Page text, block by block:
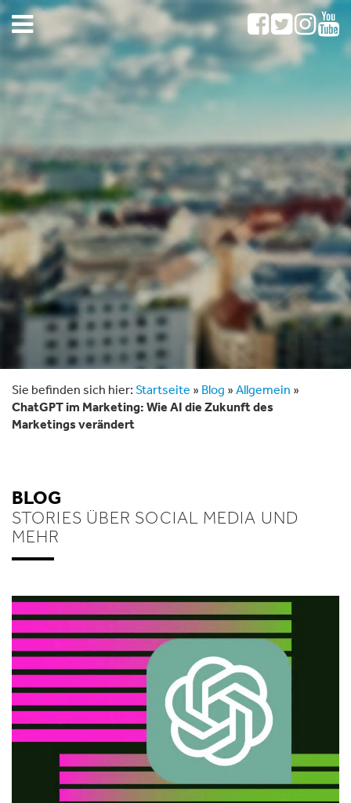
Sie befinden sich hier: Startseite » Blog » Allgemein »
ChatGPT im Marketing: Wie AI die Zukunft des
Marketings verändert
BLOG
STORIES ÜBER SOCIAL MEDIA UND
MEHR